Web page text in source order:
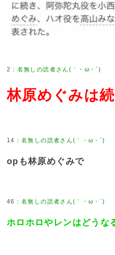
2
林原めぐみは
14
opも林原めぐみで
46
ホロホロやレンはどうな